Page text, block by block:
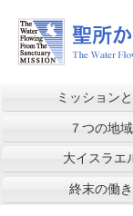
ミッション
７つの地域
大イスラエ
終末の働き